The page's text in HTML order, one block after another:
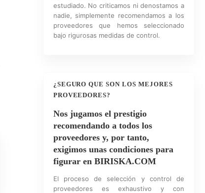
estudiado. No criticamos ni denostamos a
nadie, simplemente recomendamos a los
proveedores que hemos seleccionado
bajo rigurosas medidas de control.
¿SEGURO QUE SON LOS MEJORES
PROVEEDORES?
Nos jugamos el prestigio
recomendando a todos los
proveedores y, por tanto,
exigimos unas condiciones para
figurar en BIRISKA.COM
El proceso de selección y control de
proveedores es exhaustivo y con